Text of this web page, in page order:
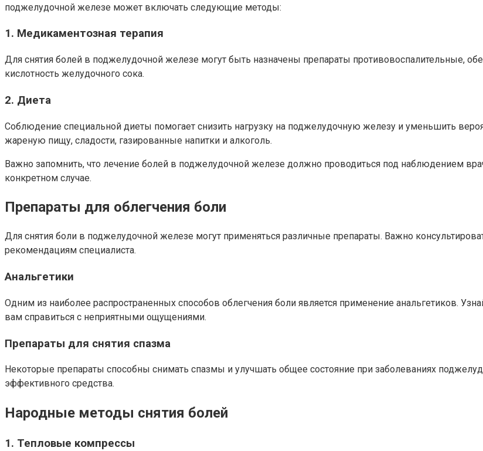
поджелудочной железе может включать следующие методы:
1. Медикаментозная терапия
Для снятия болей в поджелудочной железе могут быть назначены препараты противовоспалительные,
кислотность желудочного сока.
2. Диета
Соблюдение специальной диеты помогает снизить нагрузку на поджелудочную железу и уменьшить
жареную пищу, сладости, газированные напитки и алкоголь.
Важно запомнить, что лечение болей в поджелудочной железе должно проводиться под наблюдением
конкретном случае.
Препараты для облегчения боли
Для снятия боли в поджелудочной железе могут применяться различные препараты. Важно
рекомендациям специалиста.
Анальгетики
Одним из наиболее распространенных способов облегчения боли является применение анальгетиков.
вам справиться с неприятными ощущениями.
Препараты для снятия спазма
Некоторые препараты способны снимать спазмы и улучшать общее состояние при заболеваниях
эффективного средства.
Народные методы снятия болей
1. Тепловые компрессы